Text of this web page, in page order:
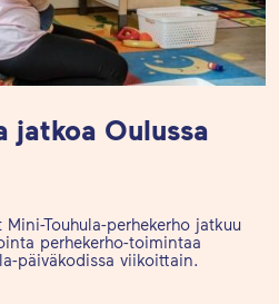
jatkoa Oulussa
Touhula-perhekerho jatkuu
perhekerho-toimintaa
päiväkodissa viikoittain.